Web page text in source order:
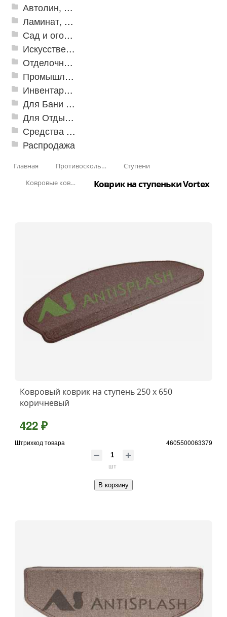
Автолин, Транслин, Линолеум
Ламинат, Кварцвиниловая плитка SPC
Сад и огород
Искусственная трава
Отделочные профили
Промышленный текстиль
Инвентарь для клининга
Для Бани и Сауны
Для Отдыха и Пикника
Средства от насекомых и садовых вредителей
Распродажа
Главная Противоскользящая защита для лестниц, профили, ленты
Ступени
Ковровые коврики на ступеньки
Коврик на ступеньки Vortex
Ковровый коврик на ступень 250 х 650
коричневый
422 ₽
Штрихкод товара 4605500063379
шт
В корзину